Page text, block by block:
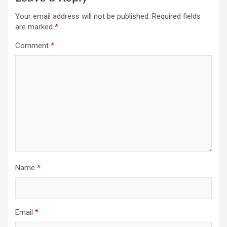
Your email address will not be published. Required fields
are marked *
Comment *
Name *
Email *